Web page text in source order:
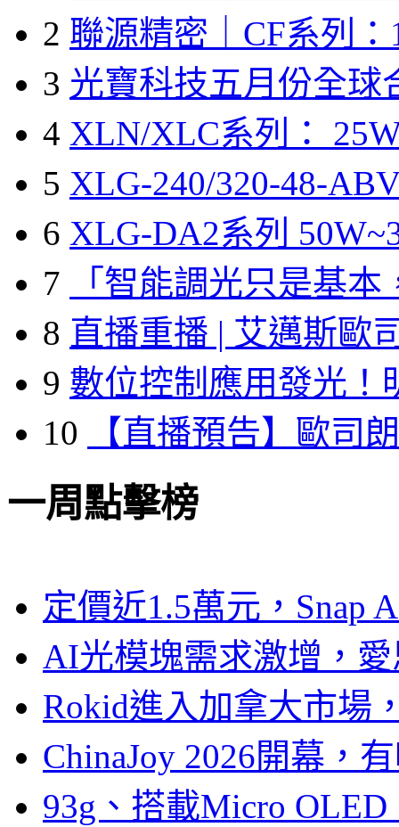
2 聯源精密｜CF系列：
3 光寶科技五月份全球
4 XLN/XLC系列：
5 XLG-240/320-48-
6 XLG-DA2系列
7
「智能調光只是基本
8 直播重播 | 艾邁斯歐
9 數位控制應用發光！
10
【直播預告】歐司
一周點擊榜
定價近1.5萬元，Snap
AI光模塊需求激增，
Rokid進入加拿大市場
ChinaJoy 2026開幕，
93g、搭載Micro